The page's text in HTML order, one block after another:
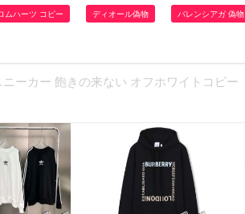
ムハーツ コピー ディオール偽物 バレンシアガ 偽物
ーカー 飽きの来ない オフホワイトコピー